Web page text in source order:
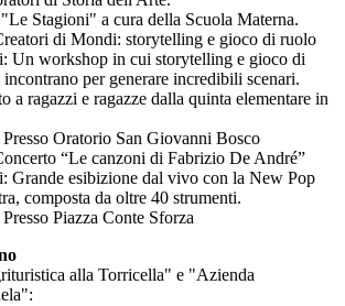
Stagioni" a cura della Scuola Materna.
di Mondi: storytelling e gioco di ruolo
Un workshop in cui storytelling e gioco di
per generare incredibili scenari.
a ragazzi e ragazze dalla quinta elementare in
Oratorio San Giovanni Bosco
“Le canzoni di Fabrizio De André”
Grande esibizione dal vivo con la New Pop
composta da oltre 40 strumenti.
Piazza Conte Sforza
alla Torricella" e "Azienda